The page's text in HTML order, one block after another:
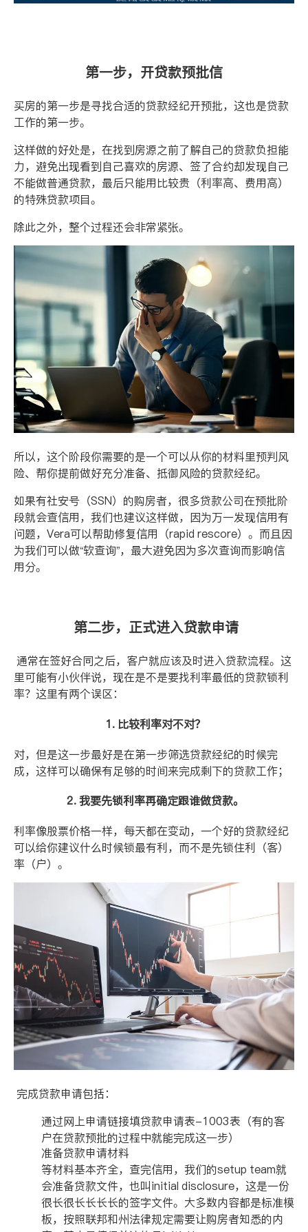
第一步，开贷款预批信
买房的第一步是寻找合适的贷款经纪开预批，这也是贷款
工作的第一步。
这样做的好处是，在找到房源之前了解自己的贷款负担能
力，避免出现看到自己喜欢的房源、签了合约却发现自己
不能做普通贷款，最后只能用比较贵（利率高、费用高）
的特殊贷款项目。
除此之外，整个过程还会非常紧张。
所以，这个阶段你需要的是一个可以从你的材料里预判风
险、帮你提前做好充分准备、抵御风险的贷款经纪。
如果有社安号（SSN）的购房者，很多贷款公司在预批阶
段就会查信用，我们也建议这样做，因为万一发现信用有
问题， Vera可以帮助修复信用（rapid rescore）。而且因
为我们可以做“软查询”，最大避免因为多次查询而影响信
用分。
第二步，正式进入贷款申请
通常在签好合同之后，客户就应该及时进入贷款流程。这
里可能有小伙伴说，现在是不是要找利率最低的贷款锁利
率？这里有两个误区：
1. 比较利率对不对？
对，但是这一步最好是在第一步筛选贷款经纪的时候完
成，这样可以确保有足够的时间来完成剩下的贷款工作；
2.我要先锁利率再确定跟谁做贷款。
利率像股票价格一样，每天都在变动，一个好的贷款经纪
可以给你建议什么时候锁最有利，而不是先锁住利（客）
率（户）。
完成贷款申请包括：
通过网上申请链接填贷款申请表-1003表（有的客
户在贷款预批的过程中就能完成这一步）
准备贷款申请材料
等材料基本齐全，查完信用，我们的setup team就
会准备贷款文件，也叫initial disclosure，这是一份
很长很长长长长的签字文件。大多数内容都是标准模
板，按照联邦和州法律规定需要让购房者知悉的内